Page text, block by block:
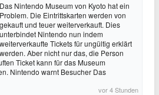
Das Nintendo Museum von Kyoto hat ein
Problem. Die Eintrittskarten werden von
gekauft und teuer weiterverkauft. Dies
unterbindet Nintendo nun indem
weiterverkaufte Tickets für ungültig erklärt
werden. Aber nicht nur das, die Person
Ticket kann für das Museum
Nintendo warnt Besucher Das
vor 4 Stunden